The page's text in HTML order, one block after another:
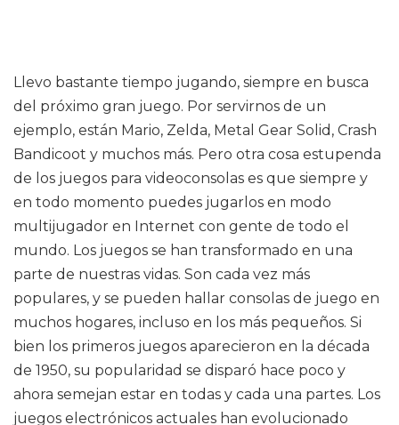
Llevo bastante tiempo jugando, siempre en busca
del próximo gran juego. Por servirnos de un
ejemplo, están Mario, Zelda, Metal Gear Solid, Crash
Bandicoot y muchos más. Pero otra cosa estupenda
de los juegos para videoconsolas es que siempre y
en todo momento puedes jugarlos en modo
multijugador en Internet con gente de todo el
mundo. Los juegos se han transformado en una
parte de nuestras vidas. Son cada vez más
populares, y se pueden hallar consolas de juego en
muchos hogares, incluso en los más pequeños. Si
bien los primeros juegos aparecieron en la década
de 1950, su popularidad se disparó hace poco y
ahora semejan estar en todas y cada una partes. Los
juegos electrónicos actuales han evolucionado